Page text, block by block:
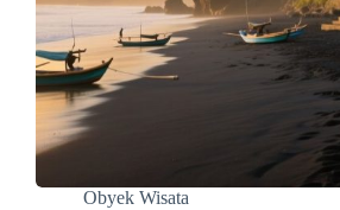
Obyek Wisata